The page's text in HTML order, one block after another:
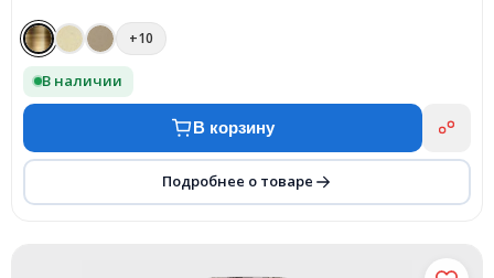
+10
В наличии
В корзину
Подробнее о товаре